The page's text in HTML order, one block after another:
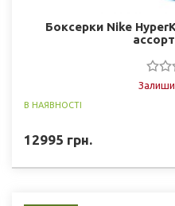
Боксерки Nike
В НАЯВНОСТІ
12995 грн.